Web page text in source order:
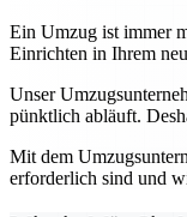
Ein Umzug ist immer
Einrichten in Ihrem
Unser
pünktlich abläuft.
Mit dem
erforderlich sind und